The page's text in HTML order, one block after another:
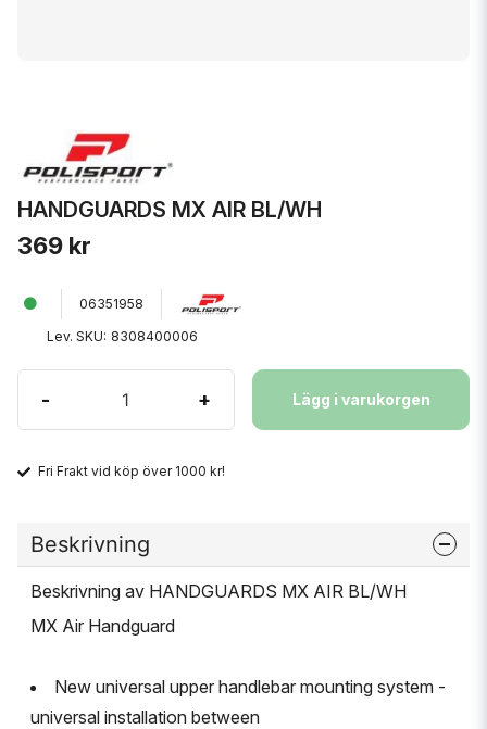
HANDGUARDS MX AIR BL/WH
369 kr
06351958
Lev. SKU: 8308400006
- + Lägg i varukorgen
Fri Frakt vid köp över 1000 kr!
Beskrivning
Beskrivning av HANDGUARDS MX AIR BL/WH
MX Air Handguard
New universal upper handlebar mounting system -
universal installation between